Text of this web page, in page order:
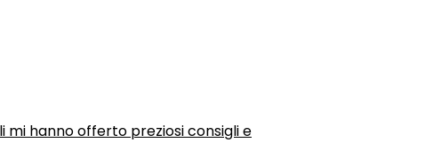
hanno offerto preziosi consigli e